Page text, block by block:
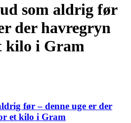
som aldrig før
der havregryn
kilo i Gram
før – denne uge er der
et kilo i Gram